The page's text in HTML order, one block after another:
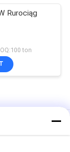
Rurociąg
ton
Pary Czarne